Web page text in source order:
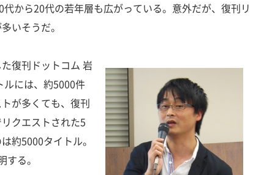
から20代の若年層も広がっている。意外だが、復刊リ
いそうだ。
復刊ドットコム 岩
ルには、約5000件
が多くても、復刊
クエストされた5
約5000タイトル。
る。